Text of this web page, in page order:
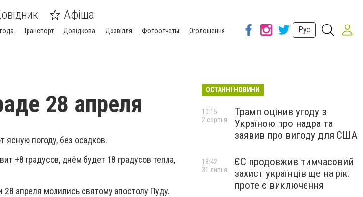
Афіша
Транспорт Довідкова Дозвілля Фотоотчеты
Оголошення
Рус
28 апреля
ясную погоду, без осадков.
+8 градусов, днём будет 18 градусов тепла,
28 апреля молились святому апостолу Пуду.
ОСТАННІ НОВИНИ
Трамп оцінив угоду з
Україною про надра та
заявив про вигоду для США
10:15
2 серпня
ЄС продовжив тимчасовий
захист українців ще на рік:
проте є виключення
18:42
31 липня